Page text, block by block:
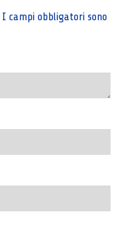
I campi obbligatori sono